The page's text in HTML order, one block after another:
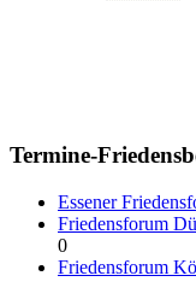
Termine-
Essener
Friedensforum
0
Friedensforum